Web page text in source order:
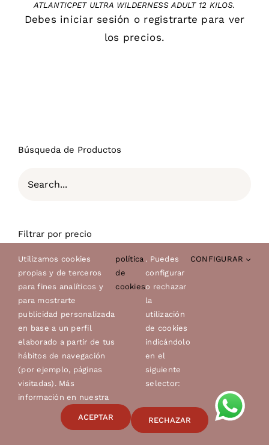
ATLANTICPET ULTRA WILDERNESS ADULT 12 KILOS.
Debes iniciar sesión o registrarte para ver
los precios.
Búsqueda de Productos
Filtrar por precio
Precio
mínimo
Precio
máximo
Filtrar Precio:
Categorías de Productos
Alimentación seca perros
Alpha Spirit alimentación perro
ATLANTIC PET CLASSIC SUPREME PERRO
Utilizamos cookies
propias y de terceros
para fines analíticos y
para mostrarte
publicidad personalizada
en base a un perfil
elaborado a partir de tus
hábitos de navegación
(por ejemplo, páginas
visitadas). Más
información en nuestra
política
de
cookies
. Puedes
configurar
o rechazar
la
utilización
de cookies
indicándolo
en el
siguiente
selector:
CONFIGURAR
ACEPTAR RECHAZAR